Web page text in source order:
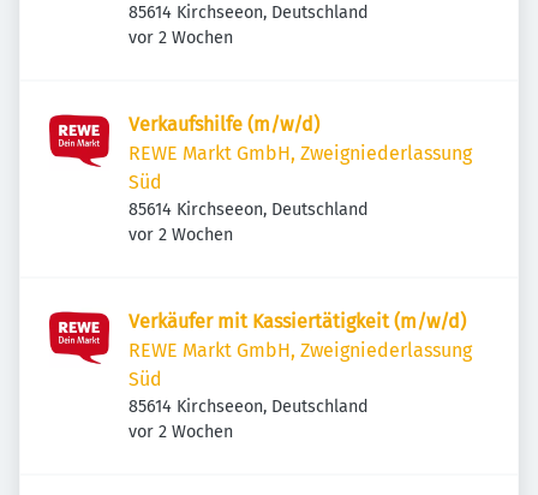
85614 Kirchseeon, Deutschland
Veröffentlicht
vor 2 Wochen
Verkaufshilfe (m/w/d)
REWE Markt GmbH, Zweigniederlassung
Süd
85614 Kirchseeon, Deutschland
Veröffentlicht
vor 2 Wochen
Verkäufer mit Kassiertätigkeit (m/w/d)
REWE Markt GmbH, Zweigniederlassung
Süd
85614 Kirchseeon, Deutschland
Veröffentlicht
vor 2 Wochen